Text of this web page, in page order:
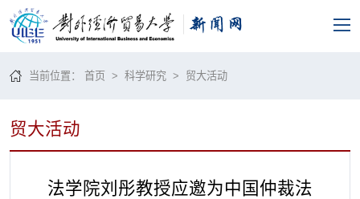
当前位置：首页 >科学研究 > 贸大活动
贸大活动
法学院刘彤教授应邀为中国仲裁法